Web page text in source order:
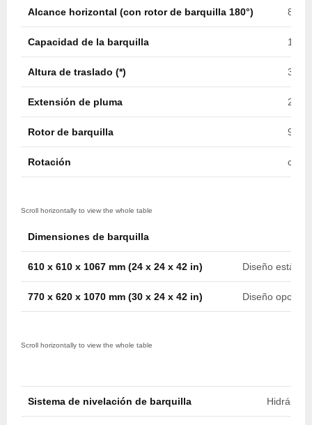
Alcance horizontal (con rotor de barquilla 180°) 8,5
Capacidad de la barquilla 182
Altura de traslado (*) 3,3
Extensión de pluma 2,5
Rotor de barquilla 90º /
Rotación
Dimensiones de barquilla
610 x 610 x 1067 mm (24 x 24 x 42 in) Diseño
770 x 620 x 1070 mm (30 x 24 x 42 in) Diseño
Sistema de nivelación de barquilla Hidráulico